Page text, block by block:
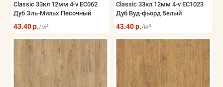
Classic 33кл 12мм 4-v EC062
Дуб Эль-Мильх Песочный
43.40 р./м²
Classic 33кл 12мм 4-v EC1023
Дуб Вуд-фьорд Белый
43.40 р./м²